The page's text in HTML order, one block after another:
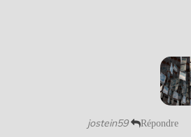
jostein59 Répondre